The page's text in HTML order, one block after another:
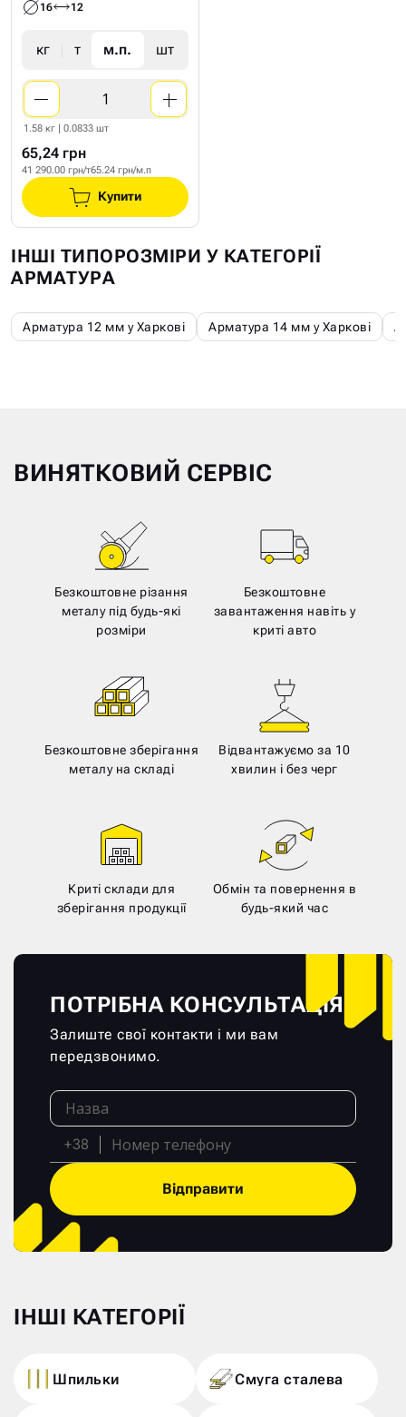
16 12
кг т м.п. шт
1.58 кг | 0.0833 шт
65,24 грн
41 290.00 грн/т65.24 грн/м.п
Купити
ІНШІ ТИПОРОЗМІРИ У КАТЕГОРІЇ
АРМАТУРА
Арматура 12 мм у Харкові Арматура 14 мм у Харкові
ВИНЯТКОВИЙ СЕРВІС
Безкоштовне різання
металу під будь-які
розміри
Безкоштовне
завантаження навіть у
криті авто
Безкоштовне зберігання
металу на складі
Відвантажуємо за 10
хвилин і без черг
Криті склади для
зберігання продукції
Обмін та повернення в
будь-який час
ПОТРІБНА КОНСУЛЬТАЦІЯ?
Залиште свої контакти і ми вам
передзвонимо.
+38
Відправити
ІНШІ КАТЕГОРІЇ
Шпильки Смуга сталева